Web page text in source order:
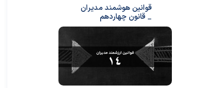
قوانین هوشمند مدیران
_ قانون چهاردهم